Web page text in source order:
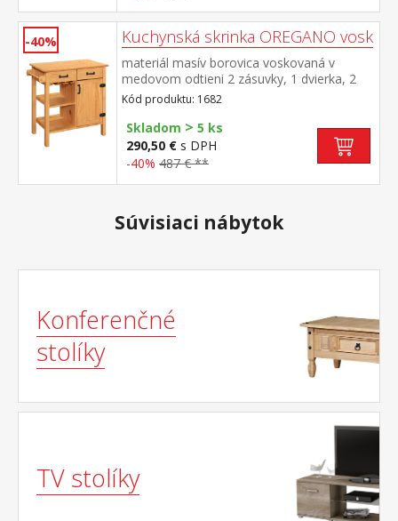
-40% Kuchynská skrinka OREGANO vosk
materiál masív borovica voskovaná v
medovom odtieni 2 zásuvky, 1 dvierka, 2
police, závesy na poháre, tyčka na utierky
Kód produktu: 1682
Skladom > 5 ks
290,50 € s DPH
-40% 487 € **
Súvisiaci nábytok
Konferenčné
stolíky
TV stolíky